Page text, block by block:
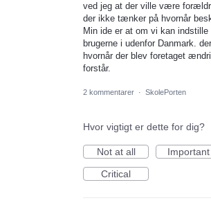
ved jeg at der ville være
der ikke tænker på hvornår
Min ide er at om vi kan indstille
brugerne i udenfor Danmark.
hvornår der blev foretaget
forstår.
2 kommentarer · SkolePorten
Hvor vigtigt er dette for dig?
Not at all
Important
Critical